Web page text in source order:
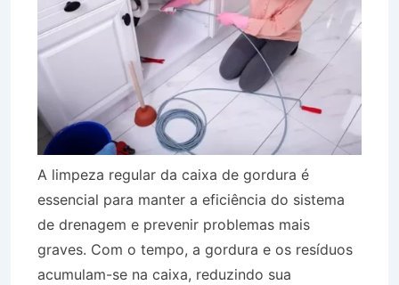
A limpeza regular da caixa de gordura é
essencial para manter a eficiência do sistema
de drenagem e prevenir problemas mais
graves. Com o tempo, a gordura e os resíduos
acumulam-se na caixa, reduzindo sua